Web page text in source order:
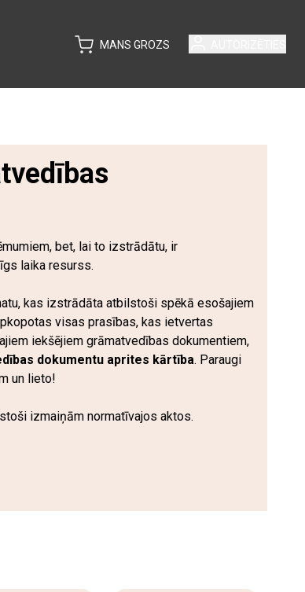
MANS GROZS
bet, lai to izstrādātu, ir
laika resurss.
kas izstrādāta atbilstoši spēkā esošajiem
visas prasības, kas ietvertas
iekšējiem grāmatvedības dokumentiem,
dokumentu aprites kārtība. Paraugi
un lieto!
izmaiņām normatīvajos aktos.